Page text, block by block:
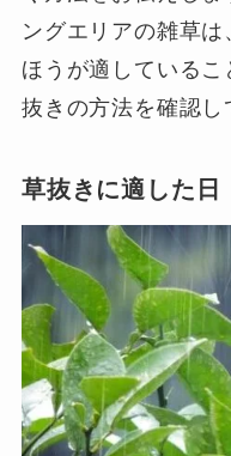
ングエリアの雑草
ほうが適している
抜きの方法を確認し
草抜きに適した日